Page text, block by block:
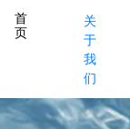
首
页
关
于
我
们